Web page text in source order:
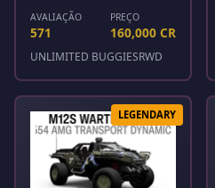
AVALIAÇÃO
571
PREÇO
160,000 CR
UNLIMITED BUGGIESRWD
LEGENDARY